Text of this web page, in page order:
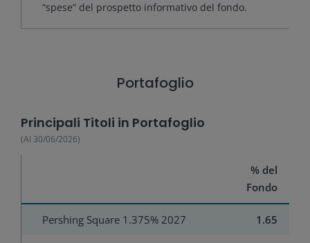
“spese” del prospetto informativo del fondo.
Portafoglio
Principali Titoli in Portafoglio
(Al 30/06/2026)
% del
Fondo
Pershing Square 1.375% 2027 1.65